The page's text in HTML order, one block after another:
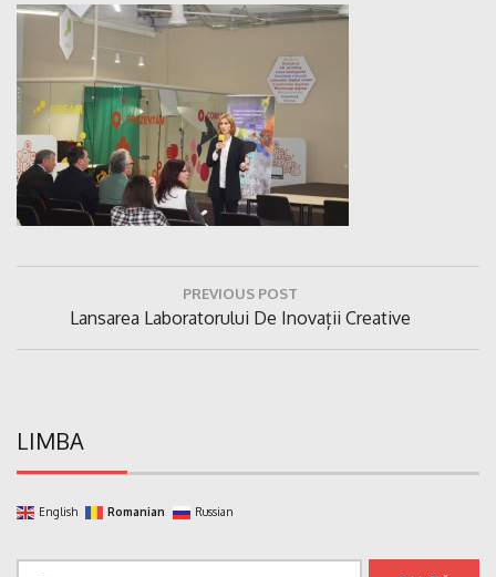
articole
PREVIOUS POST
Previous
Post:
Lansarea Laboratorului De Inovații Creative
LIMBA
English Romanian Russian